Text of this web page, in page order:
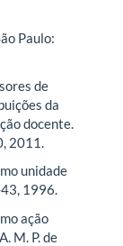
Paulo:
de
da
docente.
2011.
unidade
1996.
ação
M. P. de